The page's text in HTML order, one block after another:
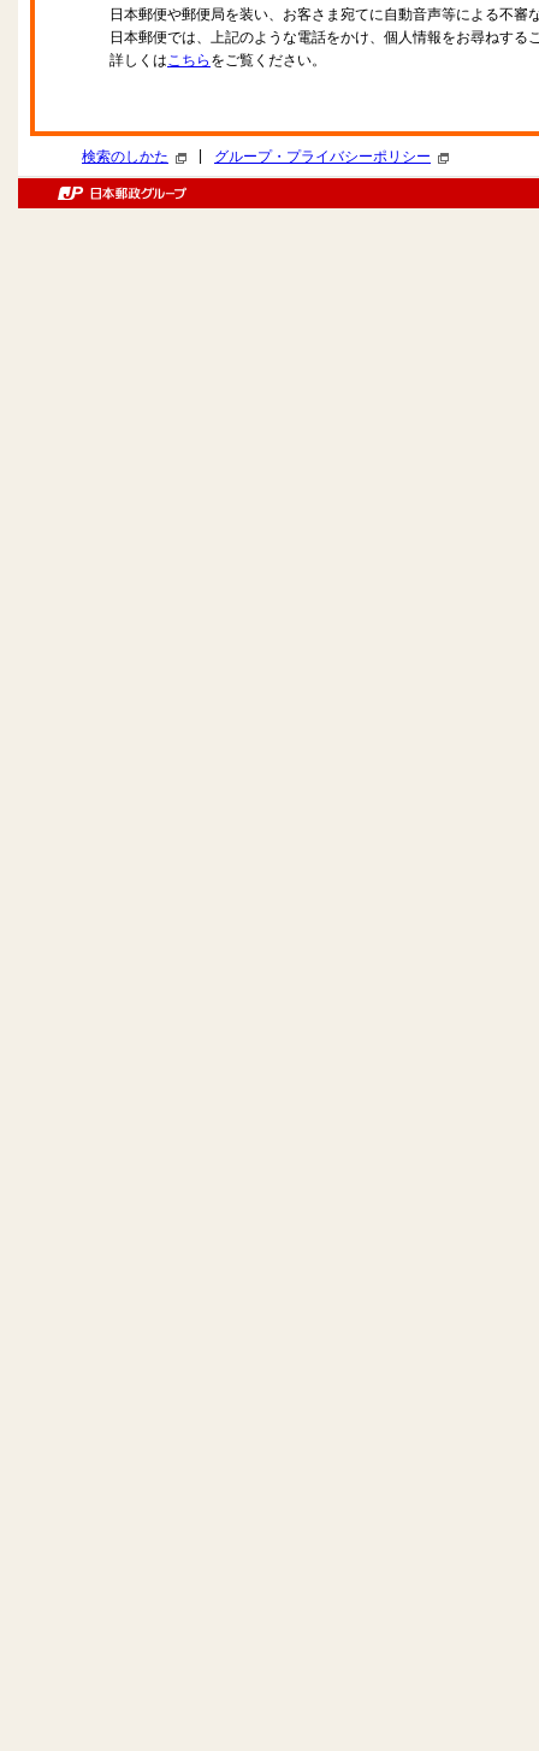
日本郵便や郵便局を装い、お客さま宛てに自動音声等による不審
日本郵便では、上記のような電話をかけ、個人情報をお尋ねする
詳しくはこちら をご覧ください。
検索のしかた グループ・プライバシーポリシー